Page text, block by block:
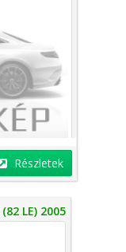
Részletek
(82 LE) 2005